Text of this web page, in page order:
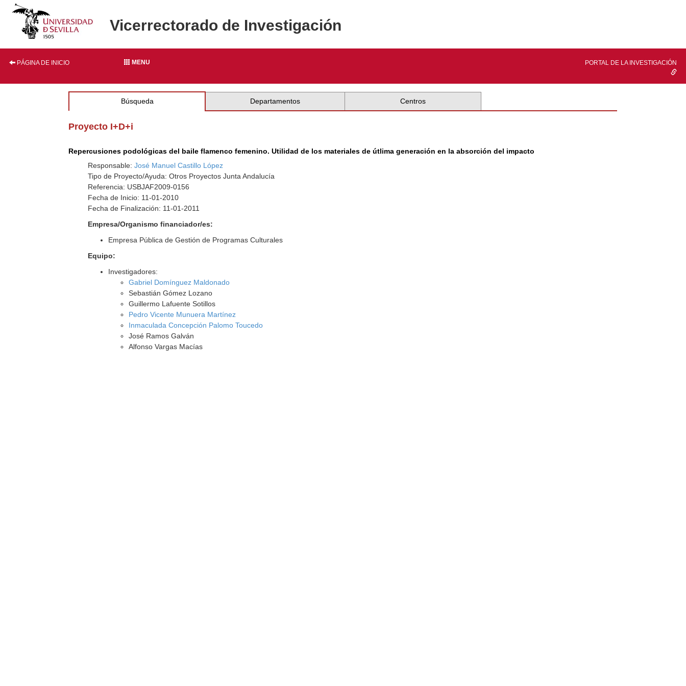
Vicerrectorado de Investigación
PÁGINA DE INICIO MENU PORTAL DE LA INVESTIGACIÓN
Búsqueda Departamentos Centros
Proyecto I+D+i
Repercusiones podológicas del baile flamenco femenino. Utilidad de los materiales de útlima generación en la absorción del impacto
Responsable:José Manuel Castillo López
Tipo de Proyecto/Ayuda: Otros Proyectos Junta Andalucía
Referencia: USBJAF2009-0156
Fecha de Inicio: 11-01-2010
Fecha de Finalización: 11-01-2011
Empresa/Organismo financiador/es:
Empresa Pública de Gestión de Programas Culturales
Equipo:
Investigadores:
Gabriel Domínguez Maldonado
Sebastián Gómez Lozano
Guillermo Lafuente Sotillos
Pedro Vicente Munuera Martínez
Inmaculada Concepción Palomo Toucedo
José Ramos Galván
Alfonso Vargas Macías